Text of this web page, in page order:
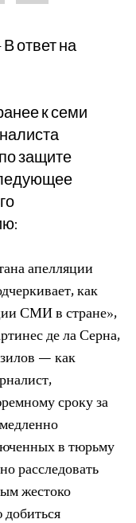
В ответ на
к семи
защите
апелляции
как
СМИ в стране»,
де ла Серна,
— как
сроку за
в тюрьму
расследовать
жестоко